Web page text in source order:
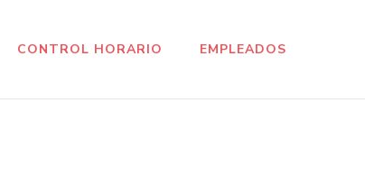
CONTROL HORARIO EMPLEADOS